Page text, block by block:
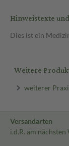
Hinweistexte
Dies ist ein
Weitere
weiterer
Versandarten
i.d.R. am nächsten